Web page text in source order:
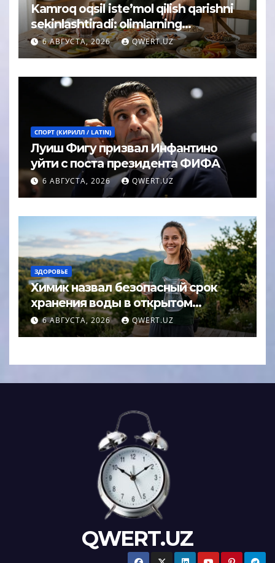
Kamroq oqsil iste’mol qilish qarishni
sekinlashtiradi: olimlarning
kutilmagan xulosasi
6 АВГУСТА, 2026 QWERT.UZ
СПОРТ (КИРИЛЛ / LATIN)
Луиш Фигу призвал Инфантино
уйти с поста президента ФИФА
6 АВГУСТА, 2026 QWERT.UZ
ЗДОРОВЬЕ
Химик назвал безопасный срок
хранения воды в открытом
кувшине
6 АВГУСТА, 2026 QWERT.UZ
QWERT.UZ